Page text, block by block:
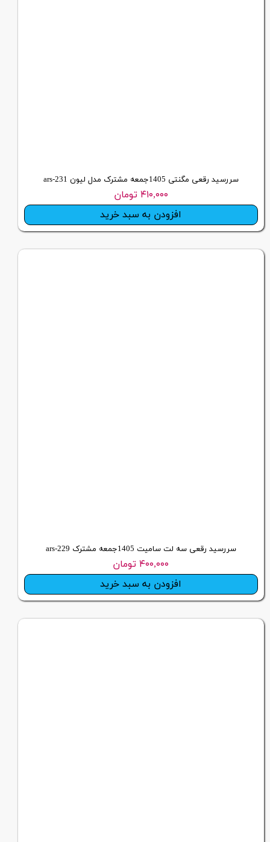
سررسید رقعی مگنتی 1405جمعه مشترک مدل لیون ars-231
۴۱۰,۰۰۰ تومان
افزودن به سبد خرید
سررسید رقعی سه لت سامیت 1405جمعه مشترک ars-229
۴۰۰,۰۰۰ تومان
افزودن به سبد خرید